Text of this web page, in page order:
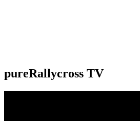
pureRallycross TV